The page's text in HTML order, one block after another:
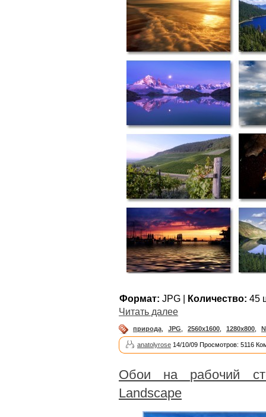
Формат: JPG | Количество: 45
Читать далее
природа JPG 2560x1600 1280x800
anatolyrose 14/10/09 Просмотров: 5116
Обои на рабочий
Landscape